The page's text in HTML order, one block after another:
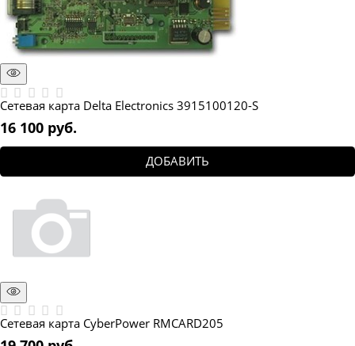
Сетевая карта Delta Electronics 3915100120-S
16 100 руб.
ДОБАВИТЬ
Сетевая карта CyberPower RMCARD205